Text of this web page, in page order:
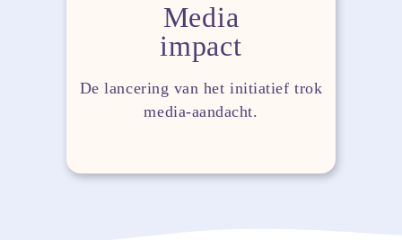
Media
impact
De lancering van het initiatief trok
media-aandacht.